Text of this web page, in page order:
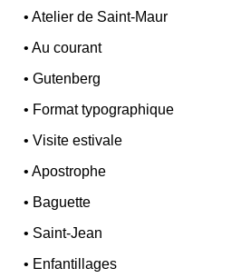
•Atelier de Saint-Maur
•Au courant
•Gutenberg
• Format typographique
•Visite estivale
•Apostrophe
• Baguette
• Saint-Jean
• Enfantillages